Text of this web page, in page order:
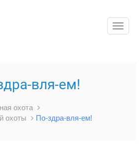
Toggle
вля-ем!
охота
охоты
По-здра-вля-ем!